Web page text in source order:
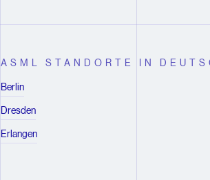
ASML STANDORTE IN
Berlin
Dresden
Erlangen